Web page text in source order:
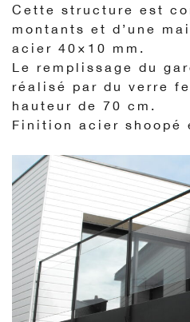
Cette structure est
montants et d’une
acier 40×10 mm.
Le remplissage du
réalisé par du verre
hauteur de 70 cm.
Finition acier shoopé